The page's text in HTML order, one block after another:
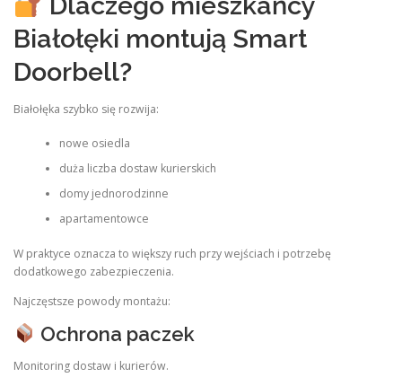
Białołęki montują Smart
Doorbell?
Białołęka szybko się rozwija:
nowe osiedla
duża liczba dostaw kurierskich
domy jednorodzinne
apartamentowce
W praktyce oznacza to większy ruch przy wejściach i potrzebę
dodatkowego zabezpieczenia.
Najczęstsze powody montażu:
Ochrona paczek
Monitoring dostaw i kurierów.